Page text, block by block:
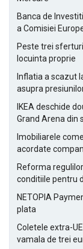
Banca de
a Comisiei
Peste trei
locuinta proprie
Inflatia a scazut
asupra
IKEA deschide
Grand Arena din
Imobiliarele
acordate
Reforma
conditiile pentru
NETOPIA
plata
Coletele extra-
vamala de trei